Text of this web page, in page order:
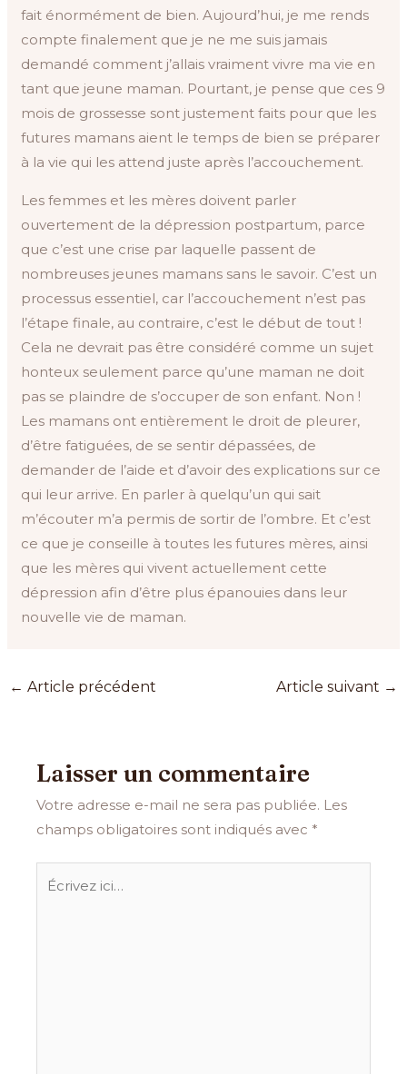
fait énormément de bien. Aujourd’hui, je me rends
compte finalement que je ne me suis jamais
demandé comment j’allais vraiment vivre ma vie en
tant que jeune maman. Pourtant, je pense que ces 9
mois de grossesse sont justement faits pour que les
futures mamans aient le temps de bien se préparer
à la vie qui les attend juste après l’accouchement.
Les femmes et les mères doivent parler
ouvertement de la dépression postpartum, parce
que c’est une crise par laquelle passent de
nombreuses jeunes mamans sans le savoir. C’est un
processus essentiel, car l’accouchement n’est pas
l’étape finale, au contraire, c’est le début de tout !
Cela ne devrait pas être considéré comme un sujet
honteux seulement parce qu’une maman ne doit
pas se plaindre de s’occuper de son enfant. Non !
Les mamans ont entièrement le droit de pleurer,
d’être fatiguées, de se sentir dépassées, de
demander de l’aide et d’avoir des explications sur ce
qui leur arrive. En parler à quelqu’un qui sait
m’écouter m’a permis de sortir de l’ombre. Et c’est
ce que je conseille à toutes les futures mères, ainsi
que les mères qui vivent actuellement cette
dépression afin d’être plus épanouies dans leur
nouvelle vie de maman.
← Article précédent Article suivant →
Laisser un commentaire
Votre adresse e-mail ne sera pas publiée. Les
champs obligatoires sont indiqués avec *
Écrivez